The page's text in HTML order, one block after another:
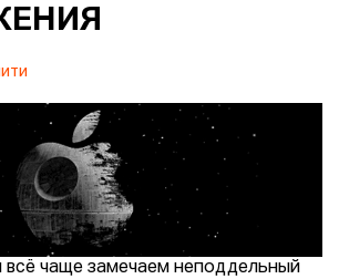
всё чаще замечаем неподдельный